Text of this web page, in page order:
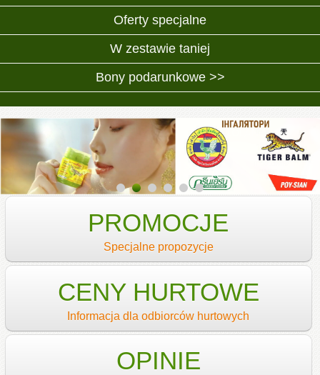
Oferty specjalne
W zestawie taniej
Bony podarunkowe >>
PROMOCJE
Specjalne propozycje
CENY HURTOWE
Informacja dla odbiorców hurtowych
OPINIE